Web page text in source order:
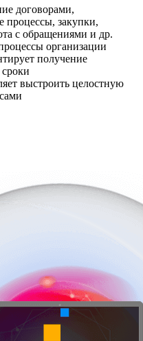
договорами,
процессы, закупки,
с обращениями и др.
организации
получение
сроки
выстроить целостную